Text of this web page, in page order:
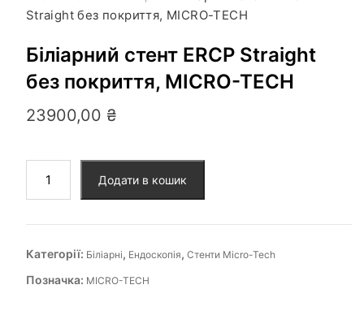
Straight без покриття, MICRO-TECH
Біліарний стент ERCP Straight
без покриття, MICRO-TECH
23900,00 ₴
Додати в кошик
Категорії: Біліарні, Ендоскопія, Стенти Micro-Tech
Позначка: MICRO-TECH